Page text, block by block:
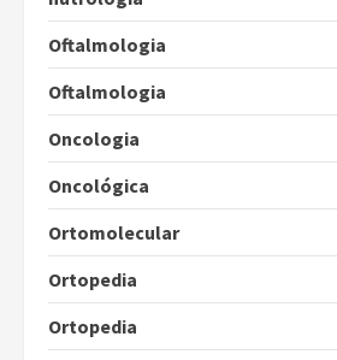
Oftalmologia
Oftalmologia
Oncologia
Oncológica
Ortomolecular
Ortopedia
Ortopedia